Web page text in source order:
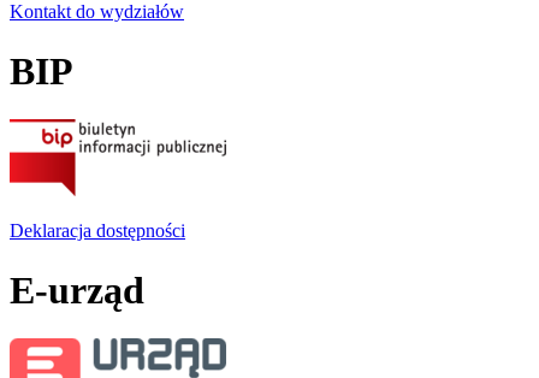
Kontakt do wydziałów
BIP
Deklaracja dostępności
E-urząd